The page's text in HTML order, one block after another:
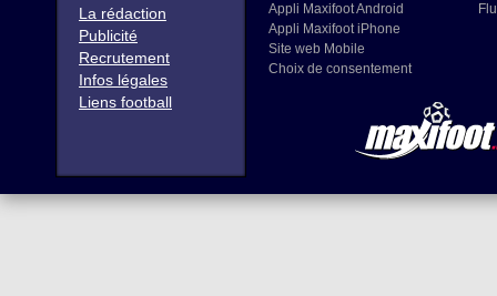
La rédaction
Publicité
Recrutement
Infos légales
Liens football
Appli Maxifoot Android
Appli Maxifoot iPhone
Site web Mobile
Choix de consentement